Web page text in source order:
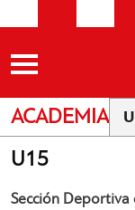
ACADEMIA
U15
Sección